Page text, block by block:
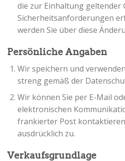
die zur Einhaltung geltender
Sicherheitsanforderungen
werden Sie über diese
Persönliche Angaben
Wir speichern und
streng gemäß der
Wir können Sie per E-Mail
elektronischen
frankierter Post
ausdrücklich zu.
Verkaufsgrundlage